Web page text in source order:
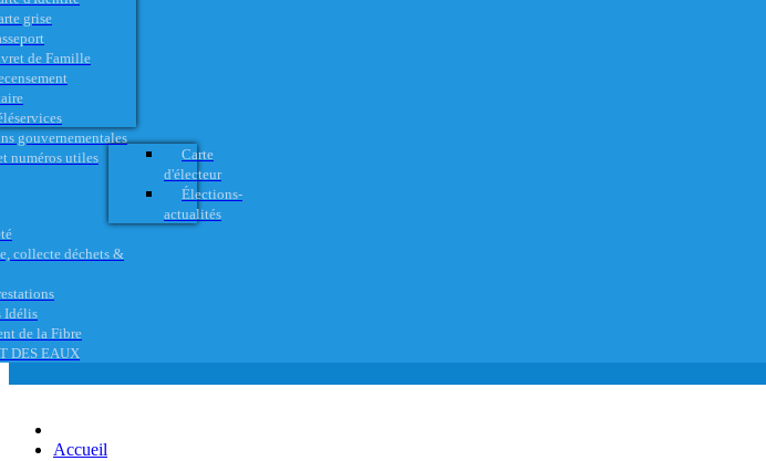
grise
de Famille
gouvernementales
numéros utiles
Carte
d'électeur
Élections-
actualités
collecte déchets &
Idélis
de la Fibre
DES EAUX
Accueil